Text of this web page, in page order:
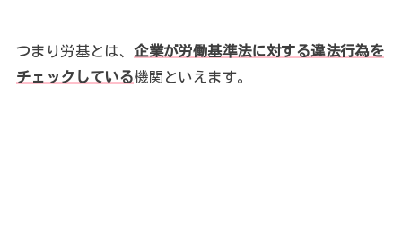
つまり労基とは、企業が労働基準法に対する違法行為を
チェックしている機関といえます。